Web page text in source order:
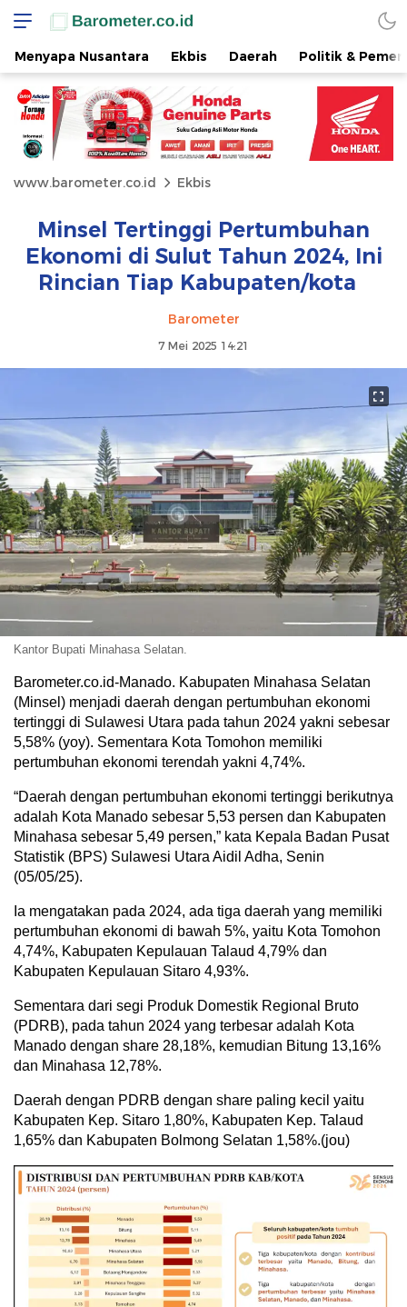
Menyapa Nusantara Ekbis Daerah Politik &
www.barometer.co.id Ekbis
Minsel Tertinggi Pertumbuhan
Ekonomi di Sulut Tahun 2024, Ini
Rincian Tiap Kabupaten/kota
Barometer
7 Mei 2025 14:21
Kantor Bupati Minahasa Selatan.
Barometer.co.id-Manado. Kabupaten Minahasa Selatan
(Minsel) menjadi daerah dengan pertumbuhan ekonomi
tertinggi di Sulawesi Utara pada tahun 2024 yakni sebesar
5,58% (yoy). Sementara Kota Tomohon memiliki
pertumbuhan ekonomi terendah yakni 4,74%.
“Daerah dengan pertumbuhan ekonomi tertinggi berikutnya
adalah Kota Manado sebesar 5,53 persen dan Kabupaten
Minahasa sebesar 5,49 persen,” kata Kepala Badan Pusat
Statistik (BPS) Sulawesi Utara Aidil Adha, Senin
(05/05/25).
Ia mengatakan pada 2024, ada tiga daerah yang memiliki
pertumbuhan ekonomi di bawah 5%, yaitu Kota Tomohon
4,74%, Kabupaten Kepulauan Talaud 4,79% dan
Kabupaten Kepulauan Sitaro 4,93%.
Sementara dari segi Produk Domestik Regional Bruto
(PDRB), pada tahun 2024 yang terbesar adalah Kota
Manado dengan share 28,18%, kemudian Bitung 13,16%
dan Minahasa 12,78%.
Daerah dengan PDRB dengan share paling kecil yaitu
Kabupaten Kep. Sitaro 1,80%, Kabupaten Kep. Talaud
1,65% dan Kabupaten Bolmong Selatan 1,58%.(jou)